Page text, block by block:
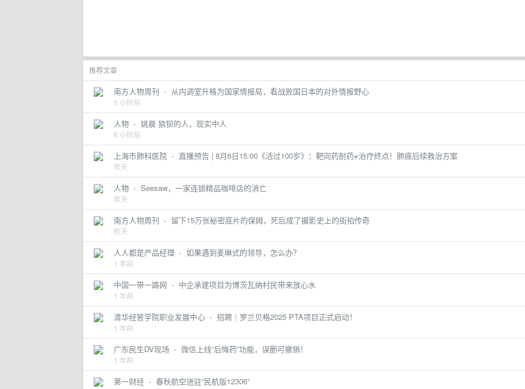
推荐文章
南方人物周刊 · 从内调室升格为国家情报局，看战败国日本的对外情报野心
5 小时前
人物 · 姚晨 狼狈的人，现实中人
8 小时前
上海市肺科医院 · 直播预告 | 8月6日15:00《活过100岁》：靶向药耐药≠治疗终点！肺癌后续救治方案
昨天
人物 · Seesaw，一家连锁精品咖啡店的消亡
昨天
南方人物周刊 · 留下15万张秘密底片的保姆，死后成了摄影史上的街拍传奇
昨天
人人都是产品经理 · 如果遇到麦琳式的领导，怎么办？
1 年前
中国一带一路网 · 中企承建项目为博茨瓦纳村民带来放心水
1 年前
清华经管学院职业发展中心 · 招聘｜罗兰贝格2025 PTA项目正式启动！
1 年前
广东民生DV现场 · 微信上线“后悔药”功能，误删可撤销！
1 年前
第一财经 · 春秋航空进驻“民航版12306”